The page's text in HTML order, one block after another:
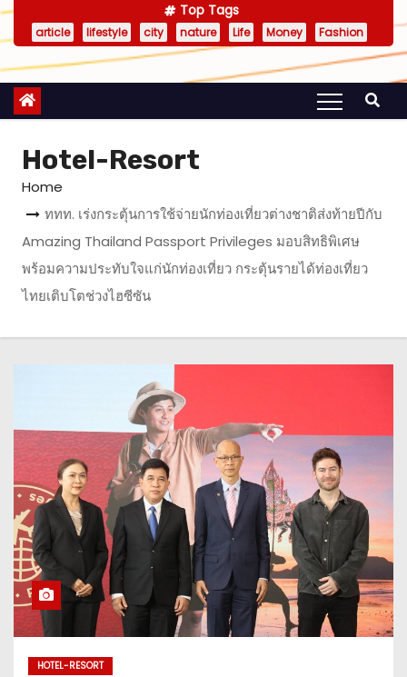
Top Tags
article lifestyle city nature Life Money Fashion
Hotel-Resort
Home
‎ททท. เร่งกระตุ้นการใช้จ่ายนักท่องเที่ยวต่างชาติส่งท้ายปีกับ
Amazing Thailand Passport Privileges ‎มอบสิทธิพิเศษ
พร้อมความประทับใจแก่นักท่องเที่ยว กระตุ้นรายได้ท่องเที่ยว
ไทยเติบโตช่วงไฮซีซัน
HOTEL-RESORT